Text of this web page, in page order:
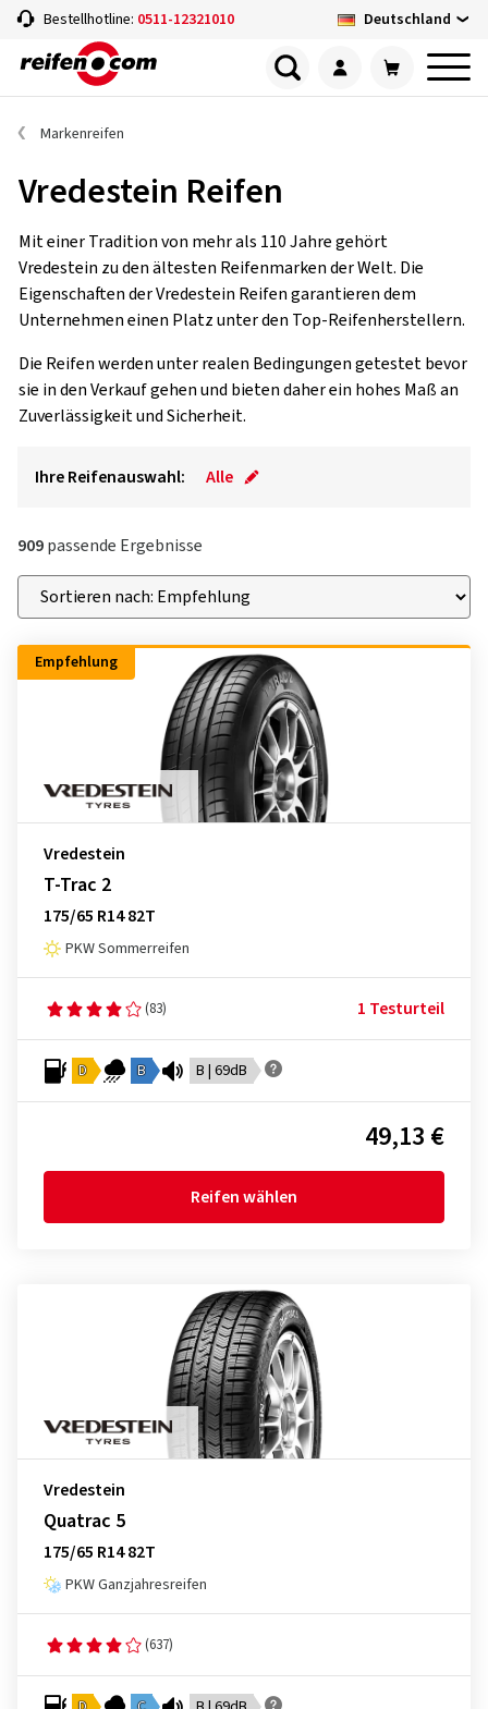
Bestellhotline: 0511-12321010 Deutschland
Markenreifen
Vredestein Reifen
Mit einer Tradition von mehr als 110 Jahre gehört
Vredestein zu den ältesten Reifenmarken der Welt. Die
Eigenschaften der Vredestein Reifen garantieren dem
Unternehmen einen Platz unter den Top-Reifenherstellern.
Die Reifen werden unter realen Bedingungen getestet bevor
sie in den Verkauf gehen und bieten daher ein hohes Maß an
Zuverlässigkeit und Sicherheit.
Ihre Reifenauswahl: Alle
909passende Ergebnisse
Empfehlung
Vredestein
T-Trac 2
175/65 R14 82T
PKW Sommerreifen
(83) 1 Testurteil
D B B | 69dB
49,13 €
Reifen wählen
Vredestein
Quatrac 5
175/65 R14 82T
PKW Ganzjahresreifen
(637)